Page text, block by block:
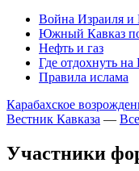
Война Израиля и
Южный Кавказ
Нефть и газ
Где отдохнуть на
Правила ислама
Карабахское
Вестник Кавказа —
Участники